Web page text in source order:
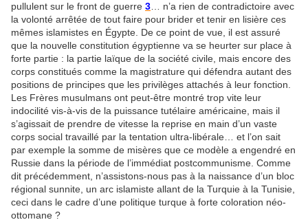
pullulent sur le front de guerre 3 … n’a rien de contradictoire avec
la volonté arrêtée de tout faire pour brider et tenir en lisière ces
mêmes islamistes en Égypte. De ce point de vue, il est assuré
que la nouvelle constitution égyptienne va se heurter sur place à
forte partie : la partie laïque de la société civile, mais encore des
corps constitués comme la magistrature qui défendra autant des
positions de principes que les privilèges attachés à leur fonction.
Les Frères musulmans ont peut-être montré trop vite leur
indocilité vis-à-vis de la puissance tutélaire américaine, mais il
s’agissait de prendre de vitesse la reprise en main d’un vaste
corps social travaillé par la tentation ultra-libérale… et l’on sait
par exemple la somme de misères que ce modèle a engendré en
Russie dans la période de l’immédiat postcommunisme. Comme
dit précédemment, n’assistons-nous pas à la naissance d’un bloc
régional sunnite, un arc islamiste allant de la Turquie à la Tunisie,
ceci dans le cadre d’une politique turque à forte coloration néo-
ottomane ?